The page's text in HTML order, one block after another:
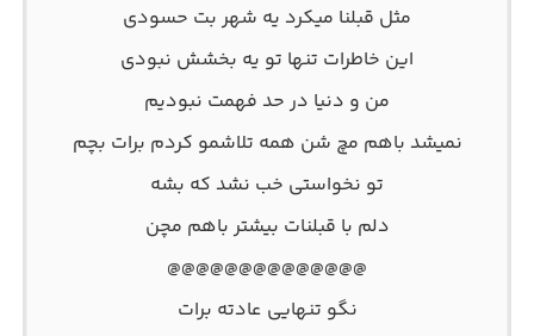
مثل قبلنا میکرد یه شهر بت حسودی
این خاطرات تنها تو یه بخشش نبودی
من و دنیا در حد فهمت نبودیم
نمیشد باهم مچ شن همه تلاشمو کردم برات بچم
تو نخواستی خب نشد که بشه
دلم با قبلنات بیشتر باهم مچن
@@@@@@@@@@@@@@
نگو تنهایی عادته برات